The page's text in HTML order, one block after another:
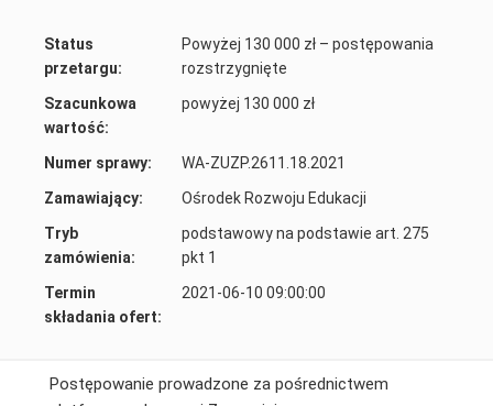
Status
przetargu:
Powyżej 130 000 zł – postępowania
rozstrzygnięte
Szacunkowa
wartość:
powyżej 130 000 zł
Numer sprawy:
WA-ZUZP.2611.18.2021
Zamawiający:
Ośrodek Rozwoju Edukacji
Tryb
zamówienia:
podstawowy na podstawie art. 275
pkt 1
Termin
składania ofert:
2021-06-10 09:00:00
Postępowanie prowadzone za pośrednictwem